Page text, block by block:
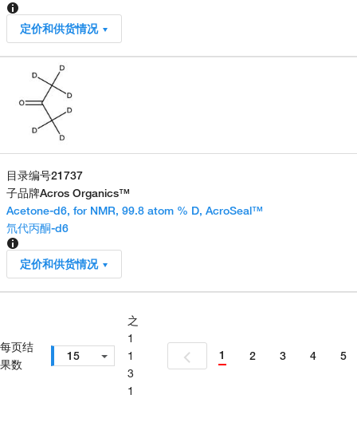
定价和供货情况
目录编号21737
子品牌Acros Organics™
Acetone-d6, for NMR, 99.8 atom % D, AcroSeal™
氘代丙酮-d6
定价和供货情况
每页结
果数
15
之
1
1
3
1
1 2 3 4 5